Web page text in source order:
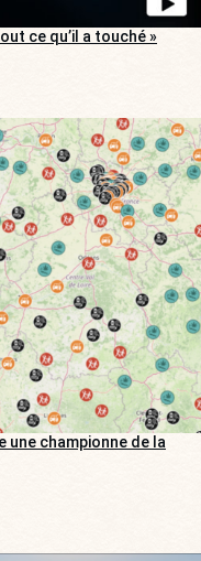
ce qu’il a touché »
une championne de la